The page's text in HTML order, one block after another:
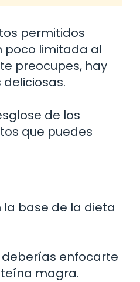
permitidos
poco limitada al
preocupes, hay
de los
que puedes
la base de la dieta
deberías enfocarte
magra.